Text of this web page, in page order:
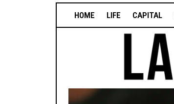
HOME LIFE CAPITAL